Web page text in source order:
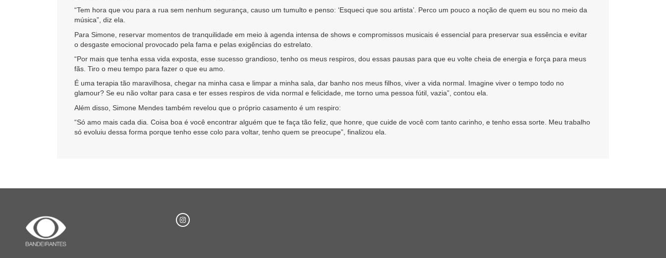
“Tem hora que vou para a rua sem nenhum segurança, causo um tumulto e penso: ‘Esqueci que sou artista’. Perco um pouco a noção de quem eu sou no meio da
música”, diz ela.
Para Simone, reservar momentos de tranquilidade em meio à agenda intensa de shows e compromissos musicais é essencial para preservar sua essência e evitar
o desgaste emocional provocado pela fama e pelas exigências do estrelato.
“Por mais que tenha essa vida exposta, esse sucesso grandioso, tenho os meus respiros, dou essas pausas para que eu volte cheia de energia e força para meus
fãs. Tiro o meu tempo para fazer o que eu amo.
É uma terapia tão maravilhosa, chegar na minha casa e limpar a minha sala, dar banho nos meus filhos, viver a vida normal. Imagine viver o tempo todo no
glamour? Se eu não voltar para casa e ter esses respiros de vida normal e felicidade, me torno uma pessoa fútil, vazia”, contou ela.
Além disso, Simone Mendes também revelou que o próprio casamento é um respiro:
“Só amo mais cada dia. Coisa boa é você encontrar alguém que te faça tão feliz, que honre, que cuide de você com tanto carinho, e tenho essa sorte. Meu trabalho
só evoluiu dessa forma porque tenho esse colo para voltar, tenho quem se preocupe”, finalizou ela.